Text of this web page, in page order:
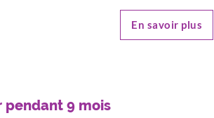
En savoir plus
pendant 9 mois